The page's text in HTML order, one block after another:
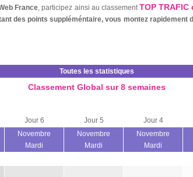
France, participez ainsi au classementTOP TRAFIC
des points suppléméntaire, vous montez rapidement
Toutes les statistiques
Classement Global sur 8 semaines
Jour 6 Jour 5 Jour 4
Novembre
Mardi
Novembre
Mardi
Novembre
Mardi